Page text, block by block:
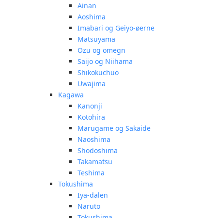
Ainan
Aoshima
Imabari og Geiyo-øerne
Matsuyama
Ozu og omegn
Saijo og Niihama
Shikokuchuo
Uwajima
Kagawa
Kanonji
Kotohira
Marugame og Sakaide
Naoshima
Shodoshima
Takamatsu
Teshima
Tokushima
Iya-dalen
Naruto